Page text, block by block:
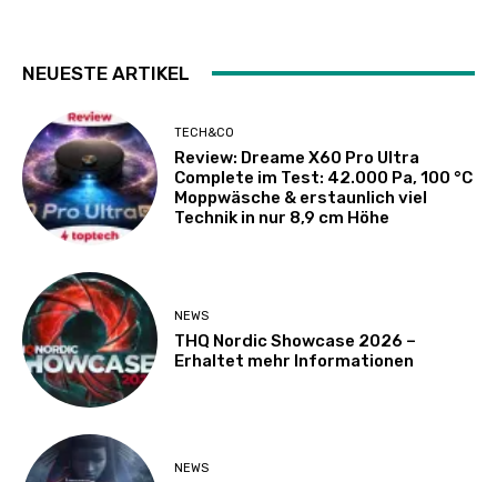
NEUESTE ARTIKEL
TECH&CO
Review: Dreame X60 Pro Ultra
Complete im Test: 42.000 Pa, 100 °C
Moppwäsche & erstaunlich viel
Technik in nur 8,9 cm Höhe
NEWS
THQ Nordic Showcase 2026 –
Erhaltet mehr Informationen
NEWS